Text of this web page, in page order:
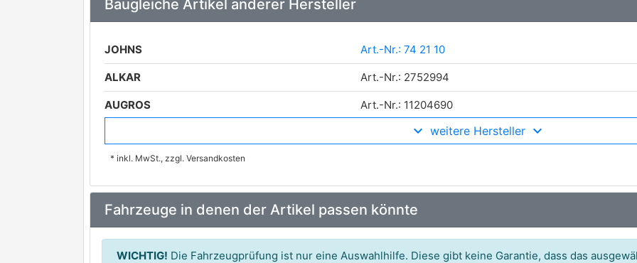
Baugleiche Artikel anderer Hersteller
JOHNS Art.-Nr.: 74 21 10
ALKAR Art.-Nr.: 2752994
AUGROS Art.-Nr.: 11204690
Art.-Nr.: 6440080
SCHLIECKMANN
VAN WEZEL Art.-Nr.: 5230942
weitere Hersteller
* inkl. MwSt., zzgl. Versandkosten
Fahrzeuge in denen der Artikel passen könnte
WICHTIG! Die Fahrzeugprüfung ist nur eine Auswahlhilfe. Diese gibt keine Garantie, dass das